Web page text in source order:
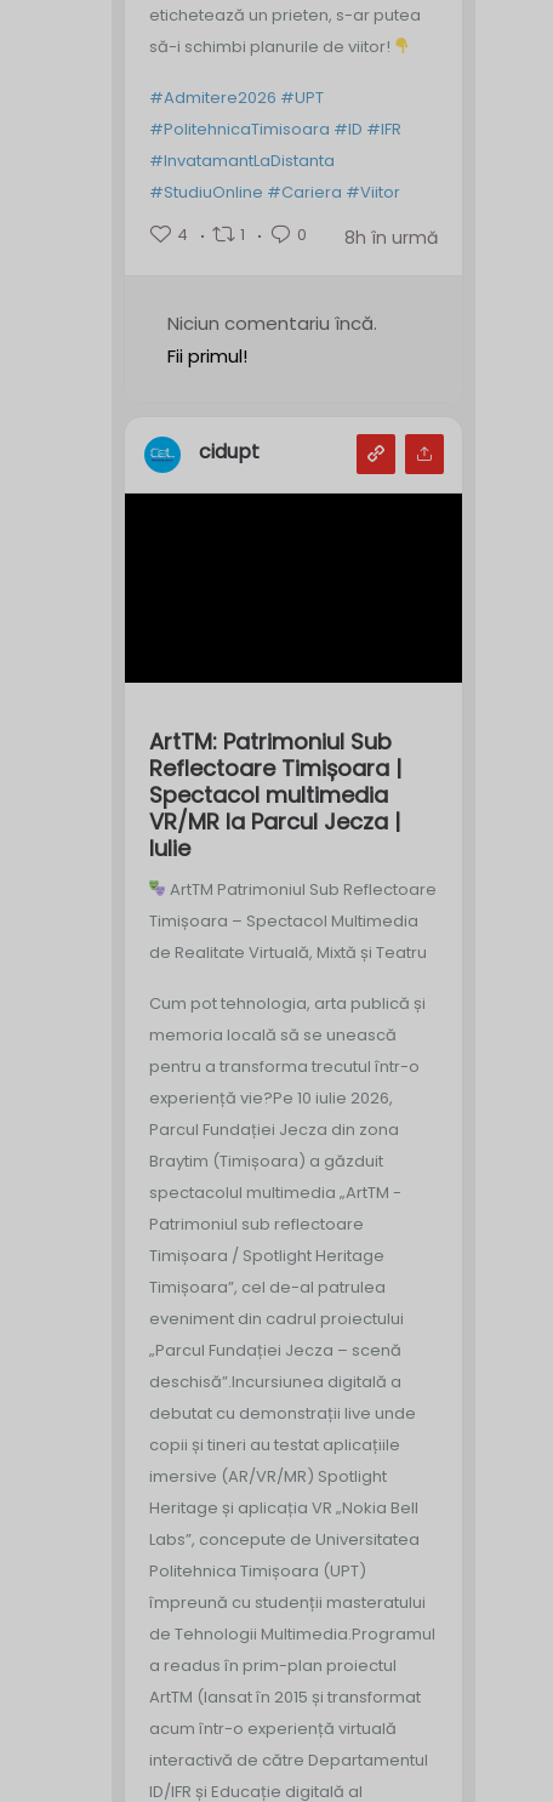
etichetează un prieten, s-ar putea
să-i schimbi planurile de viitor!
#Admitere2026 #UPT
#PolitehnicaTimisoara #ID #IFR
#InvatamantLaDistanta
#StudiuOnline #Cariera #Viitor
4
1 0 8h în urmă
Niciun comentariu încă.
Fii primul!
cidupt
ArtTM: Patrimoniul Sub
Reflectoare Timișoara |
Spectacol multimedia
VR/MR la Parcul Jecza |
Iulie
ArtTM Patrimoniul Sub Reflectoare
Timișoara – Spectacol Multimedia
de Realitate Virtuală, Mixtă și Teatru
Cum pot tehnologia, arta publică și
memoria locală să se unească
pentru a transforma trecutul într-o
experiență vie?Pe 10 iulie 2026,
Parcul Fundației Jecza din zona
Braytim (Timișoara) a găzduit
spectacolul multimedia „ArtTM -
Patrimoniul sub reflectoare
Timișoara / Spotlight Heritage
Timișoara”, cel de-al patrulea
eveniment din cadrul proiectului
„Parcul Fundației Jecza – scenă
deschisă”.Incursiunea digitală a
debutat cu demonstrații live unde
copii și tineri au testat aplicațiile
imersive (AR/VR/MR) Spotlight
Heritage și aplicația VR „Nokia Bell
Labs”, concepute de Universitatea
Politehnica Timișoara (UPT)
împreună cu studenții masteratului
de Tehnologii Multimedia.Programul
a readus în prim-plan proiectul
ArtTM (lansat în 2015 și transformat
acum într-o experiență virtuală
interactivă de către Departamentul
ID/IFR și Educație digitală al